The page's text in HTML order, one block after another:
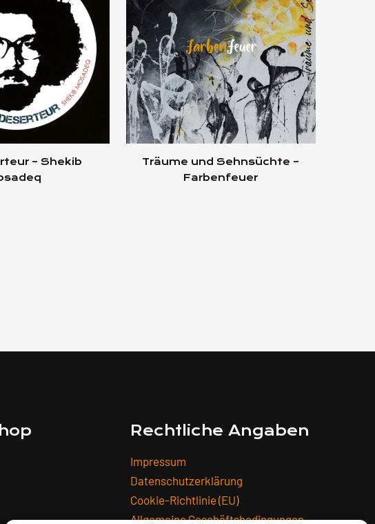
– Shekib
Träume und Sehnsüchte –
Farbenfeuer
Rechtliche Angaben
Impressum
Datenschutzerklärung
Cookie-Richtlinie (EU)
Allgemeine Geschäftsbedingungen